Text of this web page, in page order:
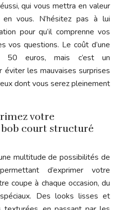
qui vous mettra en valeur
vous. N’hésitez pas à lui
pour qu’il comprenne vos
questions. Le coût d’une
50 euros, mais c’est un
éviter les mauvaises surprises
dont vous serez pleinement
votre
court structuré
multitude de possibilités de
d’exprimer votre
coupe à chaque occasion, du
Des looks lisses et